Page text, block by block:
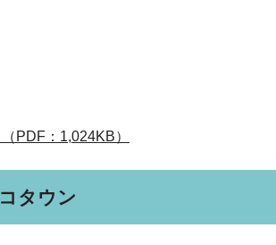
PDF：1,024KB）
タウン